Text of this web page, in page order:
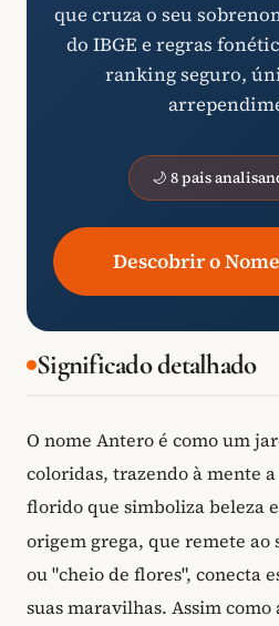
que cruza o seu
do IBGE e regras
ranking seguro,
🌙 8 pais
Descobrir o
Significado detalhado
O nome Antero é como um
coloridas, trazendo à mente
florido que simboliza beleza e
origem grega, que remete
ou "cheio de flores", conecta
suas maravilhas. Assim